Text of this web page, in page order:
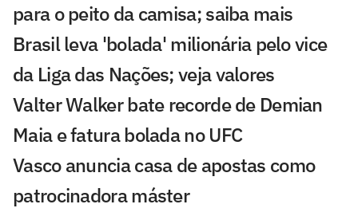
para o peito da camisa; saiba mais
Brasil leva 'bolada' milionária pelo vice
da Liga das Nações; veja valores
Valter Walker bate recorde de Demian
Maia e fatura bolada no UFC
Vasco anuncia casa de apostas como
patrocinadora máster